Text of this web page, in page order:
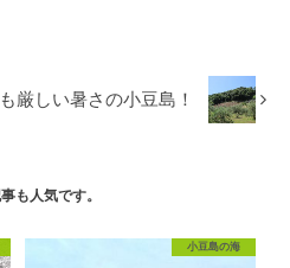
厳しい暑さの小豆島！
も人気です。
小豆島の海